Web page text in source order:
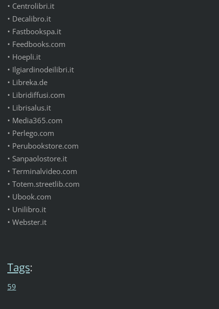
• Centrolibri.it
• Decalibro.it
• Fastbookspa.it
• Feedbooks.com
• Hoepli.it
• Ilgiardinodeilibri.it
• Libreka.de
• Libridiffusi.com
• Librisalus.it
• Media365.com
• Perlego.com
• Perubookstore.com
• Sanpaolostore.it
• Terminalvideo.com
• Totem.streetlib.com
• Ubook.com
• Unilibro.it
• Webster.it
Tags:
59